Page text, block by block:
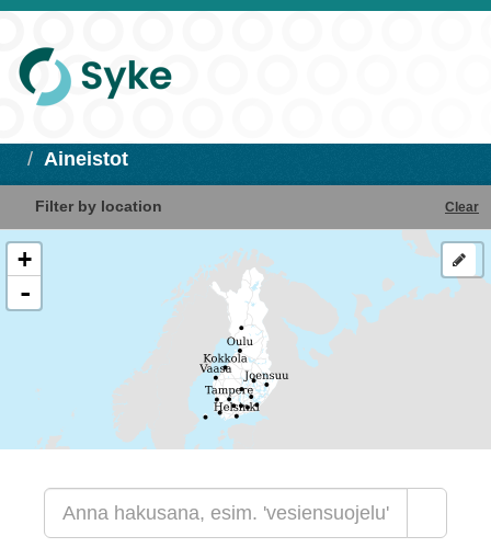
Aineistot
Filter by location Clear
+
-